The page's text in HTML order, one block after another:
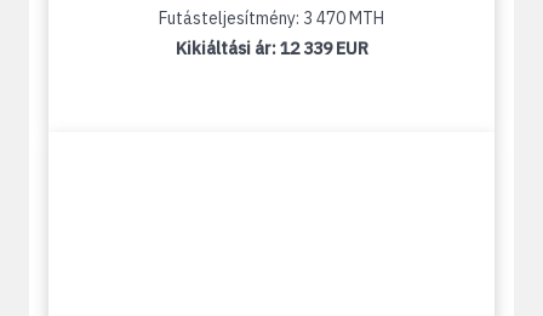
Futásteljesítmény: 3 470 MTH
Kikiáltási ár:12 339 EUR